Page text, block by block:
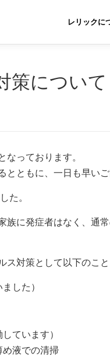
レリックに
策について
っております。
ともに、一日も早いご
た。
に発症者はなく、通
対策として以下のこと
した）
ています）
め液での清掃